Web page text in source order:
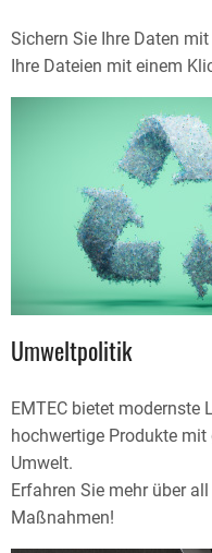
Sichern Sie Ihre Daten
Ihre Dateien mit einem
Umweltpolitik
EMTEC bietet
hochwertige Produkte
Umwelt.
Erfahren Sie mehr über
Maßnahmen!